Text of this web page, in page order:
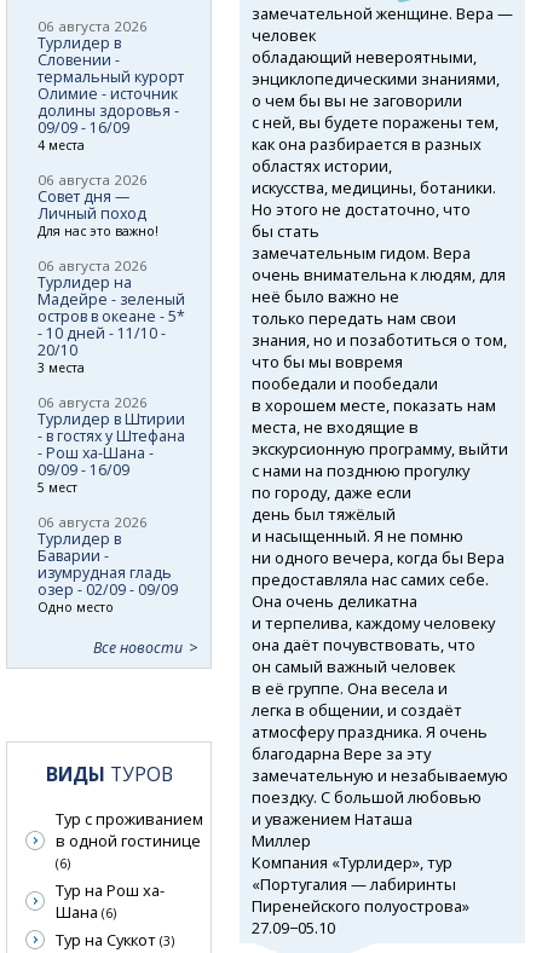
замечательной женщине. Вера —
человек
обладающий невероятными,
энциклопедическими знаниями,
о чем бы вы не заговорили
с ней, вы будете поражены тем,
как она разбирается в разных
областях истории,
искусства, медицины, ботаники.
Но этого не достаточно, что
бы стать
замечательным гидом. Вера
очень внимательна к людям, для
неё было важно не
только передать нам свои
знания, но и позаботиться о том,
что бы мы вовремя
пообедали и пообедали
в хорошем месте, показать нам
места, не входящие в
экскурсионную программу, выйти
с нами на позднюю прогулку
по городу, даже если
день был тяжёлый
и насыщенный. Я не помню
ни одного вечера, когда бы Вера
предоставляла нас самих себе.
Она очень деликатна
и терпелива, каждому человеку
она даёт почувствовать, что
он самый важный человек
в её группе. Она весела и
легка в общении, и создаёт
атмосферу праздника. Я очень
благодарна Вере за эту
замечательную и незабываемую
поездку. С большой любовью
и уважением Наташа
Миллер
Компания «Турлидер», тур
«Португалия — лабиринты
Пиренейского полуострова»
27.09−05.10
06 августа 2026
Турлидер в
Словении -
термальный курорт
Олимие - источник
долины здоровья -
09/09 - 16/09
4 места
06 августа 2026
Совет дня —
Личный поход
Для нас это важно!
06 августа 2026
Турлидер на
Мадейре - зеленый
остров в океане - 5*
- 10 дней - 11/10 -
20/10
3 места
06 августа 2026
Турлидер в Штирии
- в гостях у Штефана
- Рош ха-Шана -
09/09 - 16/09
5 мест
06 августа 2026
Турлидер в
Баварии -
изумрудная гладь
озер - 02/09 - 09/09
Одно место
Все новости
ВИДЫ ТУРОВ
Тур с проживанием
в одной гостинице
(6)
Тур на Рош ха-
Шана (6)
Тур на Суккот (3)